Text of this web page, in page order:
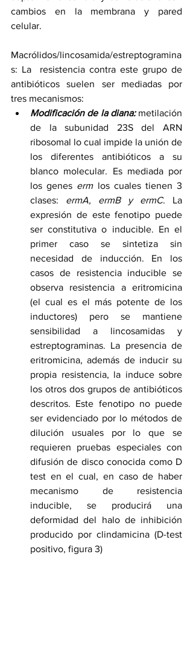
cambios en la membrana y pared
celular.
Macrólidos/lincosamida/estreptogramina
s: La  resistencia contra este grupo de
antibióticos suelen ser mediadas por
tres mecanismos:
Modificación de la diana: metilación
de la subunidad 23S del ARN
ribosomal lo cual impide la unión de
los diferentes antibióticos a su
blanco molecular. Es mediada por
los genes erm los cuales tienen 3
clases: ermA, ermB y ermC. La
expresión de este fenotipo puede
ser constitutiva o inducible. En el
primer caso se sintetiza sin
necesidad de inducción. En los
casos de resistencia inducible se
observa resistencia a eritromicina
(el cual es el más potente de los
inductores) pero se mantiene
sensibilidad a lincosamidas y
estreptograminas. La presencia de
eritromicina, además de inducir su
propia resistencia, la induce sobre
los otros dos grupos de antibióticos
descritos. Este fenotipo no puede
ser evidenciado por lo métodos de
dilución usuales por lo que se
requieren pruebas especiales con
difusión de disco conocida como D
test en el cual, en caso de haber
mecanismo de resistencia
inducible, se producirá una
deformidad del halo de inhibición
producido por clindamicina (D-test
positivo, figura 3)